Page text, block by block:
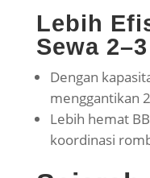
Lebih
Sewa
Dengan
menggantikan
Lebih hemat
koordinasi